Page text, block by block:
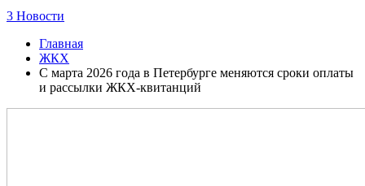
3 Новости
Главная
ЖКХ
С марта 2026 года в Петербурге меняются сроки оплаты
и рассылки ЖКХ-квитанций